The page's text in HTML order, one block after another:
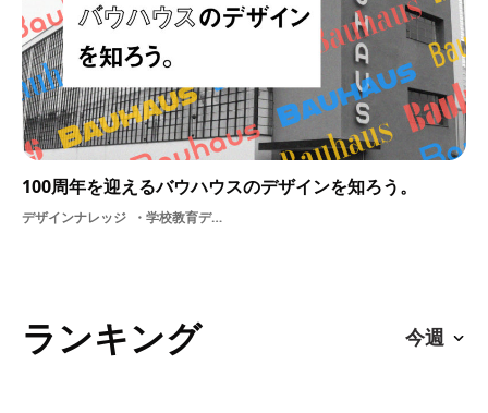
100周年を迎えるバウハウスのデザインを知ろう。
デザインナレッジ 学校教育デザイン近代デザイン歴史バウハウスグラフィックartグラフィックデザインデザイン史ドイツ
ランキング